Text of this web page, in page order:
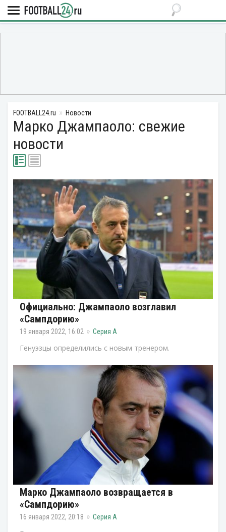
FOOTBALL24.ru Новости
Марко Джампаоло: свежие
новости
Официально: Джампаоло возглавил
«Сампдорию»
19 января 2022, 16:02 Серия А
Генуэзцы определились с новым тренером.
Марко Джампаоло возвращается в
«Сампдорию»
16 января 2022, 20:18 Серия А